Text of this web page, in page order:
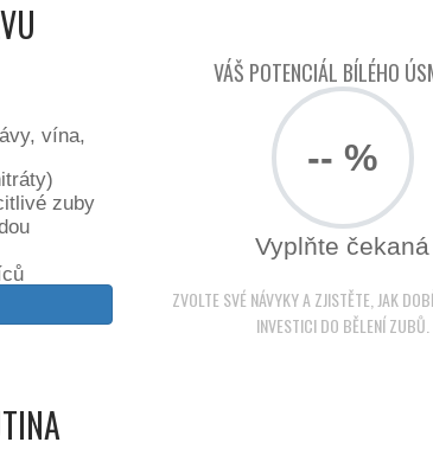
vína,
zuby
VÁŠ POTENCIÁL BÍLÉHO
-- %
Vyplňte čekaná
ZVOLTE SVÉ NÁVYKY A ZJISTĚTE, JAK
INVESTICI DO BĚLENÍ ZUBŮ.